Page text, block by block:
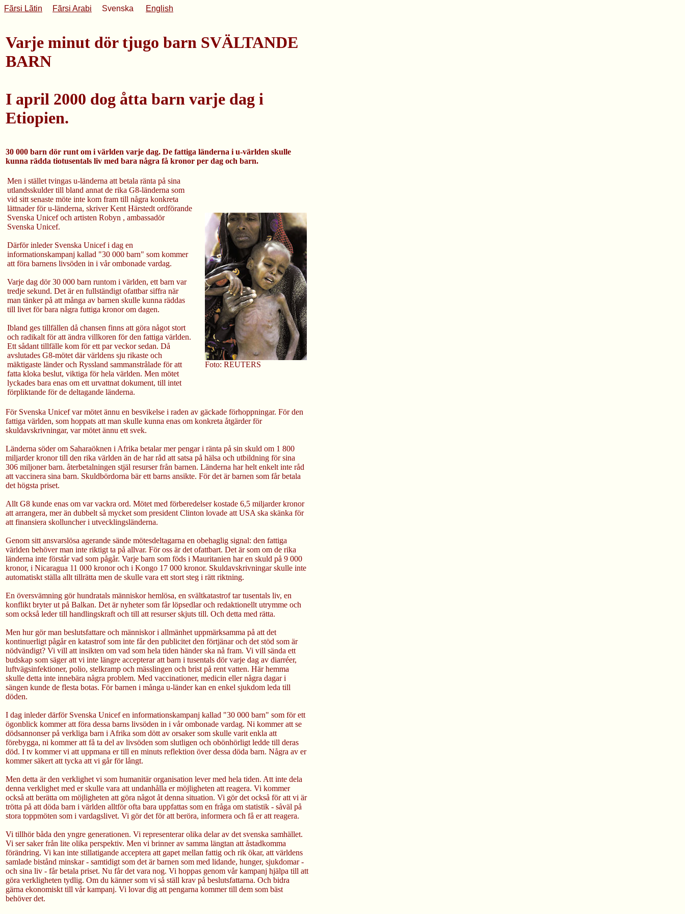
Fãrsi Lãtin Fãrsi Arabi Svenska English
Varje minut dör tjugo barn SVÄLTANDE
BARN
I april 2000 dog åtta barn varje dag i
Etiopien.
30 000 barn dör runt om i världen varje dag. De fattiga länderna i u-världen skulle
kunna rädda tiotusentals liv med bara några få kronor per dag och barn.
Men i stället tvingas u-länderna att betala ränta på sina
utlandsskulder till bland annat de rika G8-länderna som
vid sitt senaste möte inte kom fram till några konkreta
lättnader för u-länderna, skriver Kent Härstedt ordförande
Svenska Unicef och artisten Robyn , ambassadör
Svenska Unicef.
Därför inleder Svenska Unicef i dag en
informationskampanj kallad "30 000 barn" som kommer
att föra barnens livsöden in i vår ombonade vardag.
Varje dag dör 30 000 barn runtom i världen, ett barn var
tredje sekund. Det är en fullständigt ofattbar siffra när
man tänker på att många av barnen skulle kunna räddas
till livet för bara några futtiga kronor om dagen.
Ibland ges tillfällen då chansen finns att göra något stort
och radikalt för att ändra villkoren för den fattiga världen.
Ett sådant tillfälle kom för ett par veckor sedan. Då
avslutades G8-mötet där världens sju rikaste och
mäktigaste länder och Ryssland sammanstrålade för att
fatta kloka beslut, viktiga för hela världen. Men mötet
lyckades bara enas om ett urvattnat dokument, till intet
förpliktande för de deltagande länderna.
Foto: REUTERS
För Svenska Unicef var mötet ännu en besvikelse i raden av gäckade förhoppningar. För den
fattiga världen, som hoppats att man skulle kunna enas om konkreta åtgärder för
skuldavskrivningar, var mötet ännu ett svek.
Länderna söder om Saharaöknen i Afrika betalar mer pengar i ränta på sin skuld om 1 800
miljarder kronor till den rika världen än de har råd att satsa på hälsa och utbildning för sina
306 miljoner barn. återbetalningen stjäl resurser från barnen. Länderna har helt enkelt inte råd
att vaccinera sina barn. Skuldbördorna bär ett barns ansikte. För det är barnen som får betala
det högsta priset.
Allt G8 kunde enas om var vackra ord. Mötet med förberedelser kostade 6,5 miljarder kronor
att arrangera, mer än dubbelt så mycket som president Clinton lovade att USA ska skänka för
att finansiera skolluncher i utvecklingsländerna.
Genom sitt ansvarslösa agerande sände mötesdeltagarna en obehaglig signal: den fattiga
världen behöver man inte riktigt ta på allvar. För oss är det ofattbart. Det är som om de rika
länderna inte förstår vad som pågår. Varje barn som föds i Mauritanien har en skuld på 9 000
kronor, i Nicaragua 11 000 kronor och i Kongo 17 000 kronor. Skuldavskrivningar skulle inte
automatiskt ställa allt tillrätta men de skulle vara ett stort steg i rätt riktning.
En översvämning gör hundratals människor hemlösa, en svältkatastrof tar tusentals liv, en
konflikt bryter ut på Balkan. Det är nyheter som får löpsedlar och redaktionellt utrymme och
som också leder till handlingskraft och till att resurser skjuts till. Och detta med rätta.
Men hur gör man beslutsfattare och människor i allmänhet uppmärksamma på att det
kontinuerligt pågår en katastrof som inte får den publicitet den förtjänar och det stöd som är
nödvändigt? Vi vill att insikten om vad som hela tiden händer ska nå fram. Vi vill sända ett
budskap som säger att vi inte längre accepterar att barn i tusentals dör varje dag av diarréer,
luftvägsinfektioner, polio, stelkramp och mässlingen och brist på rent vatten. Här hemma
skulle detta inte innebära några problem. Med vaccinationer, medicin eller några dagar i
sängen kunde de flesta botas. För barnen i många u-länder kan en enkel sjukdom leda till
döden.
I dag inleder därför Svenska Unicef en informationskampanj kallad "30 000 barn" som för ett
ögonblick kommer att föra dessa barns livsöden in i vår ombonade vardag. Ni kommer att se
dödsannonser på verkliga barn i Afrika som dött av orsaker som skulle varit enkla att
förebygga, ni kommer att få ta del av livsöden som slutligen och obönhörligt ledde till deras
död. I tv kommer vi att uppmana er till en minuts reflektion över dessa döda barn. Några av er
kommer säkert att tycka att vi går för långt.
Men detta är den verklighet vi som humanitär organisation lever med hela tiden. Att inte dela
denna verklighet med er skulle vara att undanhålla er möjligheten att reagera. Vi kommer
också att berätta om möjligheten att göra något åt denna situation. Vi gör det också för att vi är
trötta på att döda barn i världen alltför ofta bara uppfattas som en fråga om statistik - såväl på
stora toppmöten som i vardagslivet. Vi gör det för att beröra, informera och få er att reagera.
Vi tillhör båda den yngre generationen. Vi representerar olika delar av det svenska samhället.
Vi ser saker från lite olika perspektiv. Men vi brinner av samma längtan att åstadkomma
förändring. Vi kan inte stillatigande acceptera att gapet mellan fattig och rik ökar, att världens
samlade bistånd minskar - samtidigt som det är barnen som med lidande, hunger, sjukdomar -
och sina liv - får betala priset. Nu får det vara nog. Vi hoppas genom vår kampanj hjälpa till att
göra verkligheten tydlig. Om du känner som vi så ställ krav på beslutsfattarna. Och bidra
gärna ekonomiskt till vår kampanj. Vi lovar dig att pengarna kommer till dem som bäst
behöver det.